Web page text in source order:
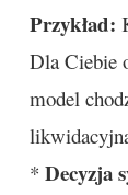
Przykład:
Dla Ciebie
model
* Decyzja